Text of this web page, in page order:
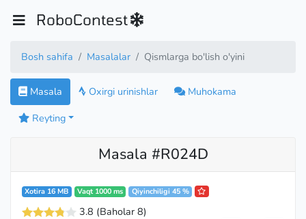
RoboContest
Bosh sahifa Masalalar Qismlarga bo'lish o'yini
Masala Oxirgi urinishlar
Muhokama
Reyting
Masala #R024D
Xotira 16 MB Vaqt 1000 ms Qiyinchiligi 45 %
3.8 (Baholar 8)